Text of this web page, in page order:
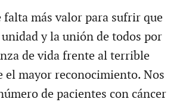
falta más valor para sufrir que
y la unión de todos por
de vida frente al terrible
el mayor reconocimiento. Nos
de pacientes con cáncer